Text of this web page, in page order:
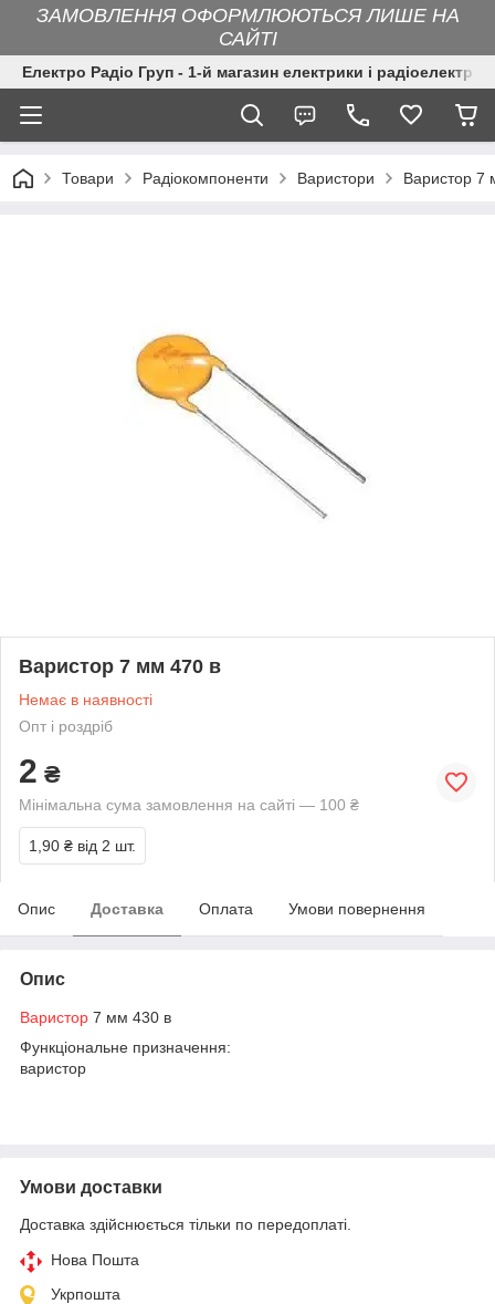
ЗАМОВЛЕННЯ ОФОРМЛЮЮТЬСЯ ЛИШЕ НА
САЙТІ
Електро Радіо Груп - 1-й магазин електрики і
Товари Радіокомпоненти Варистори Варистор 7
Варистор 7 мм 470 в
Немає в наявності
Опт і роздріб
2 ₴
Мінімальна сума замовлення на сайті — 100 ₴
1,90 ₴ від 2 шт.
Опис Доставка Оплата Умови повернення
Опис
Варистор 7 мм 430 в
Функціональне призначення:
варистор
Умови доставки
Доставка здійснюється тільки по передоплаті.
Нова Пошта
Укрпошта